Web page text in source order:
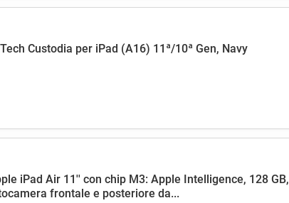
Custodia per iPad (A16) 11ª/10ª Gen, Navy
iPad Air 11'' con chip M3: Apple Intelligence, 128 GB,
frontale e posteriore da...